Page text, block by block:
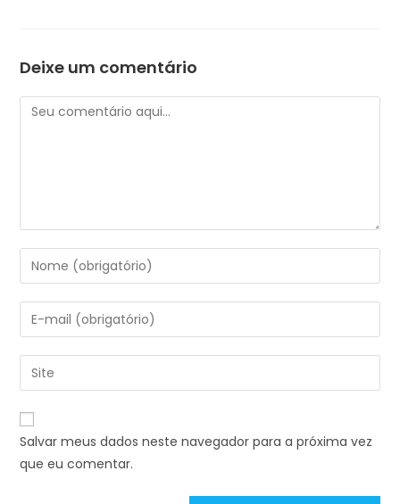
Deixe um comentário
Salvar meus dados neste navegador para a próxima vez
que eu comentar.